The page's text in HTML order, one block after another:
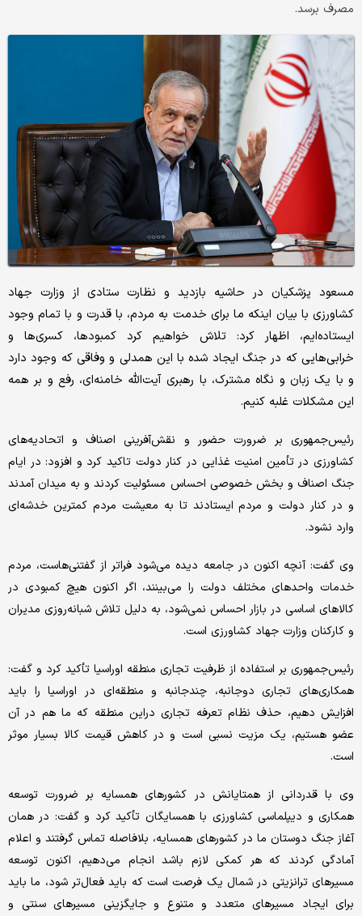
مصرف برسد.
مسعود پزشکیان در حاشیه بازدید و نظارت ستادی از وزارت جهاد
کشاورزی با بیان اینکه ما برای خدمت به مردم، با قدرت و با تمام وجود
ایستاده‌ایم، اظهار کرد: تلاش خواهیم کرد کمبودها، کسری‌ها و
خرابی‌هایی که در جنگ ایجاد شده با این همدلی و وفاقی که وجود دارد
و با یک زبان و نگاه مشترک، با رهبری آیت‌الله خامنه‌ای، رفع و بر همه
این مشکلات غلبه کنیم.
رئیس‌جمهوری بر ضرورت حضور و نقش‌آفرینی اصناف و اتحادیه‌های
کشاورزی در تأمین امنیت غذایی در کنار دولت تاکید کرد و افزود: در ایام
جنگ اصناف و بخش خصوصی احساس مسئولیت کردند و به میدان آمدند
و در کنار دولت و مردم ایستادند تا به معیشت مردم کمترین خدشه‌ای
وارد نشود.
وی گفت: آنچه اکنون در جامعه دیده می‌شود فراتر از گفتنی‌هاست، مردم
خدمات واحدهای مختلف دولت را می‌بینند، اگر اکنون هیچ کمبودی در
کالاهای اساسی در بازار احساس نمی‌شود، به دلیل تلاش شبانه‌روزی مدیران
و کارکنان وزارت جهاد کشاورزی است.
رئیس‌جمهوری بر استفاده از ظرفیت تجاری منطقه اوراسیا تأکید کرد و گفت:
همکاری‌های تجاری دوجانبه، چندجانبه و منطقه‌ای در اوراسیا را باید
افزایش دهیم، حذف نظام تعرفه تجاری دراین منطقه که ما هم در آن
عضو هستیم، یک مزیت نسبی است و در کاهش قیمت کالا بسیار موثر
است.
وی با قدردانی از همتایانش در کشورهای همسایه بر ضرورت توسعه
همکاری و دیپلماسی کشاورزی با همسایگان تأکید کرد و گفت: در همان
آغاز جنگ دوستان ما در کشورهای همسایه، بلافاصله تماس گرفتند و اعلام
آمادگی کردند که هر کمکی لازم باشد انجام می‌دهیم، اکنون توسعه
مسیرهای ترانزیتی در شمال یک فرصت است که باید فعال‌تر شود، ما باید
برای ایجاد مسیرهای متعدد و متنوع و جایگزینی مسیرهای سنتی و